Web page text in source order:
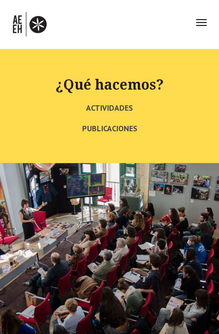
¿Qué hacemos?
ACTIVIDADES
PUBLICACIONES